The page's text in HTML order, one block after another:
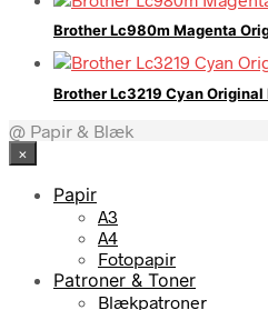
Brother Lc980m Magenta
Brother Lc3219 Cyan
@ Papir & Blæk
×
Papir
A3
A4
Fotopapir
Patroner & Toner
Blækpatroner